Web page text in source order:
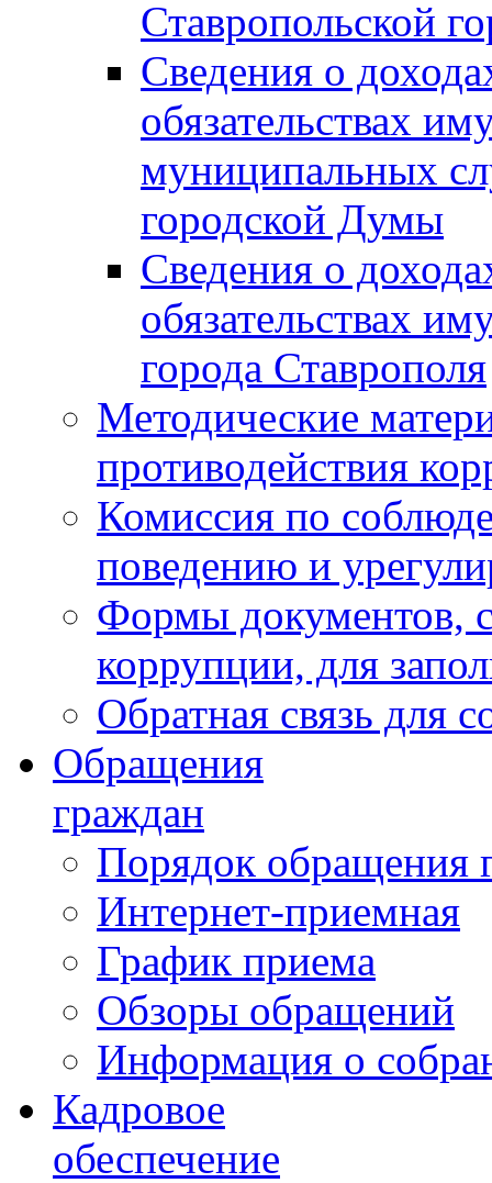
Ставропольской
Сведения о
обязательствах
муниципальных
городской Думы
Сведения о
обязательствах
города Ставрополя
Методические
противодействия
Комиссия по
поведению и
Формы документов,
коррупции, для
Обратная связь для
Обращения
граждан
Порядок обращения
Интернет-приемная
График приема
Обзоры обращений
Информация о
Кадровое
обеспечение